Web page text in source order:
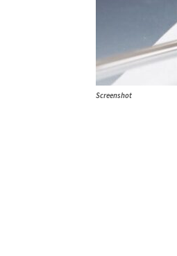
Screenshot